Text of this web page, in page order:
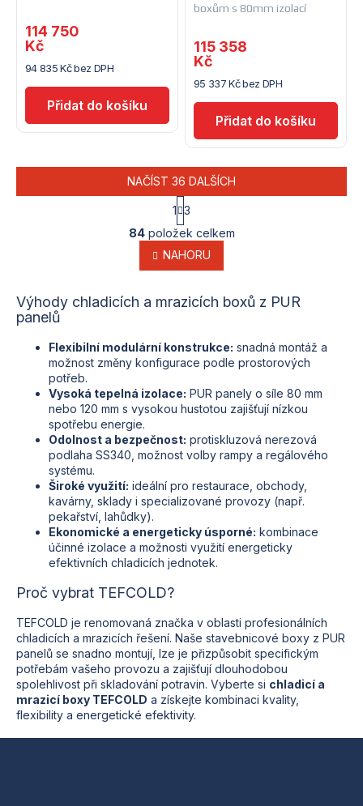
94 835 Kč bez DPH
114 750
Kč
boxům s 80mm izolací
95 337 Kč bez DPH
115 358
Kč
O
v
l
á
a
p
r
k
y
ý
p
s
u
NAČÍST 36 DALŠÍCH
S
t
r
á
n
k
v
á
1 3
84položek celkem
NAHORU
Výhody chladicích a mrazicích boxů z PUR
panelů
Flexibilní modulární konstrukce: snadná montáž a
možnost změny konfigurace podle prostorových
potřeb.
Vysoká tepelná izolace: PUR panely o síle 80 mm
nebo 120 mm s vysokou hustotou zajišťují nízkou
spotřebu energie.
Odolnost a bezpečnost: protiskluzová nerezová
podlaha SS340, možnost volby rampy a regálového
systému.
Široké využití: ideální pro restaurace, obchody,
kavárny, sklady i specializované provozy (např.
pekařství, lahůdky).
Ekonomické a energeticky úsporné: kombinace
účinné izolace a možnosti využití energeticky
efektivních chladicích jednotek.
Proč vybrat TEFCOLD?
TEFCOLD je renomovaná značka v oblasti profesionálních
chladicích a mrazicích řešení. Naše stavebnicové boxy z PUR
panelů se snadno montují, lze je přizpůsobit specifickým
potřebám vašeho provozu a zajišťují dlouhodobou
spolehlivost při skladování potravin. Vyberte si chladicí a
mrazicí boxy TEFCOLD a získejte kombinaci kvality,
flexibility a energetické efektivity.